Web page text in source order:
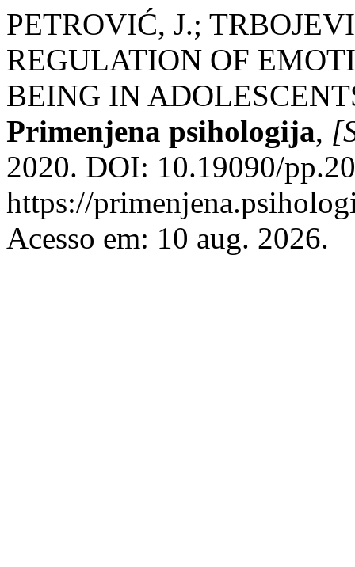
PETROVIĆ, J.;
REGULATION OF
BEING IN
Primenjena psihologija,
2020. DOI: 10.19090/
https://
Acesso em: 10 aug. 2026.